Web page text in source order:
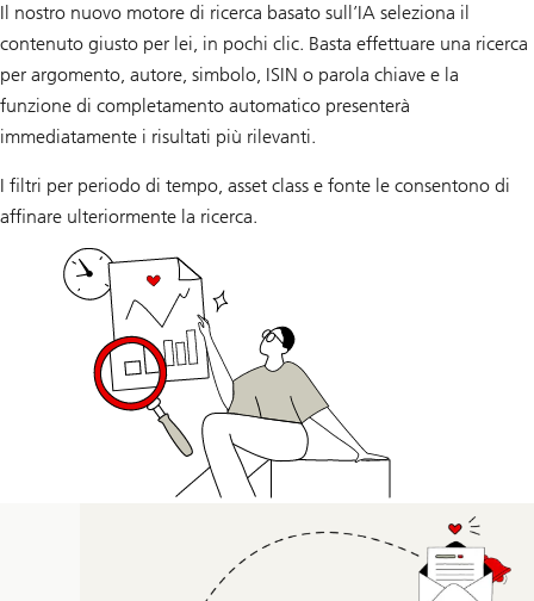
Il nostro nuovo motore di ricerca basato sull’IA seleziona il
contenuto giusto per lei, in pochi clic. Basta effettuare una ricerca
per argomento, autore, simbolo, ISIN o parola chiave e la
funzione di completamento automatico presenterà
immediatamente i risultati più rilevanti.
I filtri per periodo di tempo, asset class e fonte le consentono di
affinare ulteriormente la ricerca.